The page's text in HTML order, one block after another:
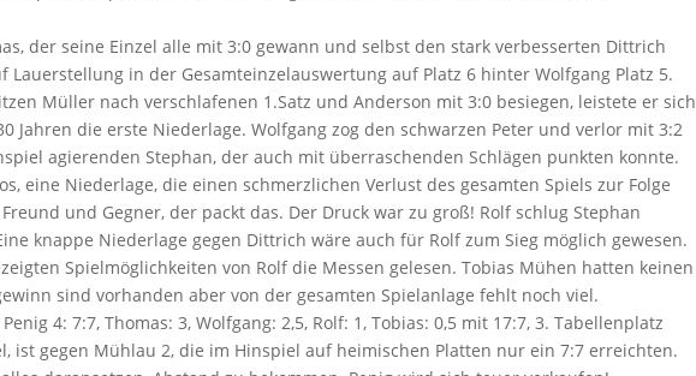
der seine Einzel alle mit 3:0 gewann und selbst den stark verbesserten Dittrich
in der Gesamteinzelauswertung auf Platz 6 hinter Wolfgang Platz 5.
Müller nach verschlafenen 1.Satz und Anderson mit 3:0 besiegen, leistete er sich
Jahren die erste Niederlage. Wolfgang zog den schwarzen Peter und verlor mit 3:2
agierenden Stephan, der auch mit überraschenden Schlägen punkten konnte.
eine Niederlage, die einen schmerzlichen Verlust des gesamten Spiels zur Folge
und Gegner, der packt das. Der Druck war zu groß! Rolf schlug Stephan
knappe Niederlage gegen Dittrich wäre auch für Rolf zum Sieg möglich gewesen.
Spielmöglichkeiten von Rolf die Messen gelesen. Tobias Mühen hatten keinen
sind vorhanden aber von der gesamten Spielanlage fehlt noch viel.
4: 7:7, Thomas: 3, Wolfgang: 2,5, Rolf: 1, Tobias: 0,5 mit 17:7, 3. Tabellenplatz
ist gegen Mühlau 2, die im Hinspiel auf heimischen Platten nur ein 7:7 erreichten.